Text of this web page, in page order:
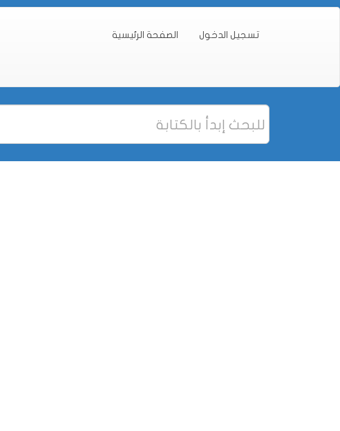
الصفحة الرئيسية تسجيل الدخول